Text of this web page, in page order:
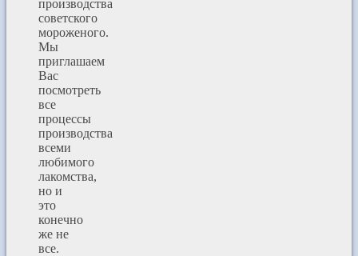
производства
советского
мороженого.
Мы
приглашаем
Вас
посмотреть
все
процессы
производства
всеми
любимого
лакомства,
но и
это
конечно
же не
все.